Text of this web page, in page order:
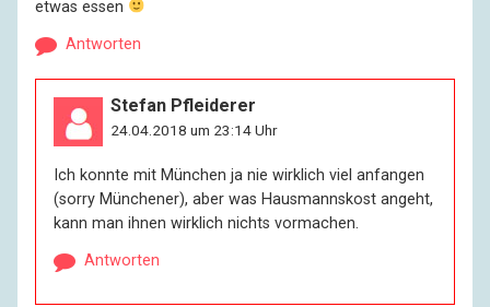
etwas essen
Antworten
Stefan Pfleiderer
24.04.2018 um 23:14 Uhr
Ich konnte mit München ja nie wirklich viel anfangen
(sorry Münchener), aber was Hausmannskost angeht,
kann man ihnen wirklich nichts vormachen.
Antworten